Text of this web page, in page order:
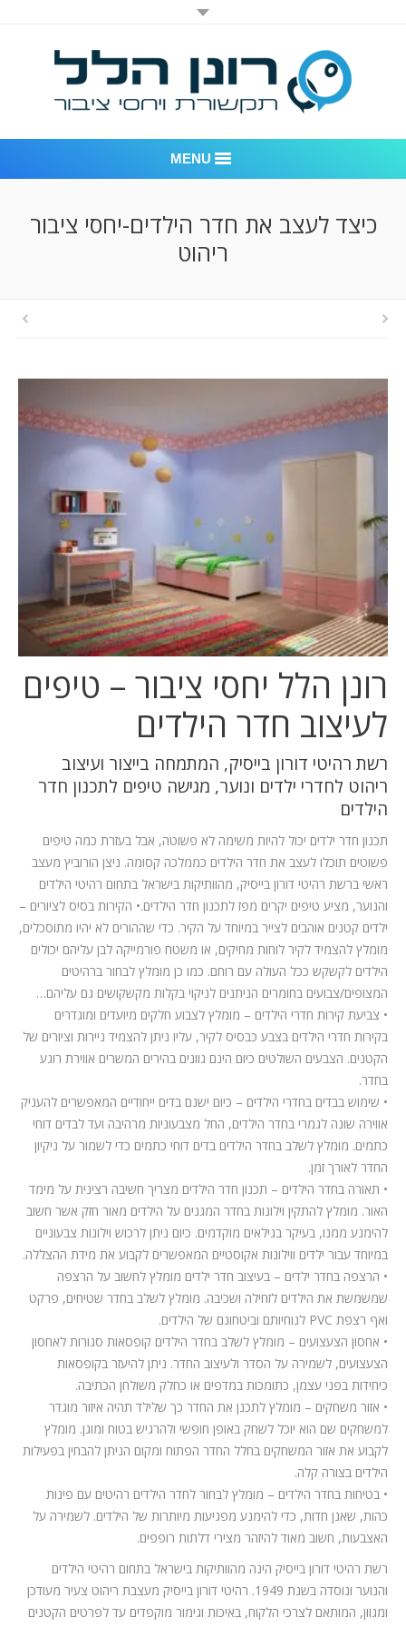
MENU
אודות החברה
המלצות
ניהול מוניטין
כיצד לעצב את חדר הילדים-יחסי ציבור
ריהוט
רונן הלל יחסי ציבור – טיפים
לעיצוב חדר הילדים
רשת רהיטי דורון בייסיק, המתמחה בייצור ועיצוב
ריהוט לחדרי ילדים ונוער, מגישה טיפים לתכנון חדר
הילדים
תכנון חדר ילדים יכול להיות משימה לא פשוטה, אבל בעזרת כמה טיפים
פשוטים תוכלו לעצב את חדר הילדים כממלכה קסומה. ניצן הורוביץ מעצב
ראשי ברשת רהיטי דורון בייסיק, מהוותיקות בישראל בתחום רהיטי הילדים
והנוער, מציע טיפים יקרים מפז לתכנון חדר הילדים.• הקירות בסיס לציורים –
ילדים קטנים אוהבים לצייר במיוחד על הקיר. כדי שההורים לא יהיו מתוסכלים,
מומלץ להצמיד לקיר לוחות מחיקים, או משטח פורמייקה לבן עליהם יכולים
הילדים לקשקש ככל העולה עם רוחם. כמו כן מומלץ לבחור ברהיטים
המצופים/צבועים בחומרים הניתנים לניקוי בקלות מקשקושים גם עליהם…
• צביעת קירות חדרי הילדים – מומלץ לצבוע חלקים מיועדים ומוגדרים
בקירות חדרי הילדים בצבע כבסיס לקיר, עליו ניתן להצמיד ניירות וציורים של
הקטנים. הצבעים השולטים כיום הינם גוונים בהירים המשרים אווירת רוגע
בחדר.
• שימוש בבדים בחדרי הילדים – כיום ישנם בדים ייחודיים המאפשרים להעניק
אווירה שונה לגמרי בחדר הילדים, החל מצבעוניות מרהיבה ועד לבדים דוחי
כתמים. מומלץ לשלב בחדר הילדים בדים דוחי כתמים כדי לשמור על ניקיון
החדר לאורך זמן.
• תאורה בחדר הילדים – תכנון חדר הילדים מצריך חשיבה רצינית על מימד
האור. מומלץ להתקין וילונות בחדר המגנים על הילדים מאור חזק אשר חשוב
להימנע ממנו, בעיקר בגילאים מוקדמים. כיום ניתן לרכוש וילונות צבעוניים
במיוחד עבור ילדים ווילונות אקוסטיים המאפשרים לקבוע את מידת ההצללה.
• הרצפה בחדר ילדים – בעיצוב חדר ילדים מומלץ לחשוב על הרצפה
שמשמשת את הילדים לזחילה ושכיבה. מומלץ לשלב בחדר שטיחים, פרקט
ואף רצפת PVC לנוחיותם וביטחונם של הילדים.
• אחסון הצעצועים – מומלץ לשלב בחדר הילדים קופסאות סגורות לאחסון
הצעצועים, לשמירה על הסדר ולעיצוב החדר. ניתן להיעזר בקופסאות
כיחידות בפני עצמן, כתומכות במדפים או כחלק משולחן הכתיבה.
• אזור משחקים – מומלץ לתכנן את החדר כך שלילד תהיה איזור מוגדר
למשחקים שם הוא יוכל לשחק באופן חופשי ולהרגיש בטוח ומוגן. מומלץ
לקבוע את אזור המשחקים בחלל החדר הפתוח ומקום הניתן להבחין בפעילות
הילדים בצורה קלה.
• בטיחות בחדר הילדים – מומלץ לבחור לחדר הילדים רהיטים עם פינות
כהות, שאנן חדות, כדי להימנע מפגיעות מיותרות של הילדים. לשמירה על
האצבעות, חשוב מאוד להיזהר מצירי דלתות רופפים.
רשת רהיטי דורון בייסיק הינה מהוותיקות בישראל בתחום רהיטי הילדים
והנוער ונוסדה בשנת 1949. רהיטי דורון בייסיק מעצבת ריהוט צעיר מעודכן
ומגוון, המותאם לצרכי הלקוח, באיכות וגימור מוקפדים עד לפרטים הקטנים